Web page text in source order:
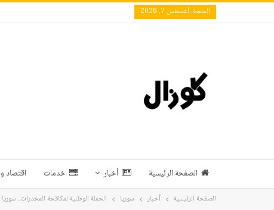
الجمعة, أغسطس 7, 2026
الصفحة الرئيسية أخبار خدمات اقتصاد
الصفحة الرئيسية أخبار سوريا الحملة الوطنية لمكافحة المخدرات..